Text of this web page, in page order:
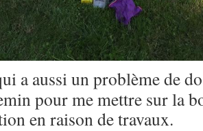
a aussi un problème de
pour me mettre sur la
en raison de travaux.